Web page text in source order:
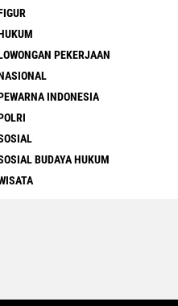
PEKERJAAN
INDONESIA
BUDAYA HUKUM